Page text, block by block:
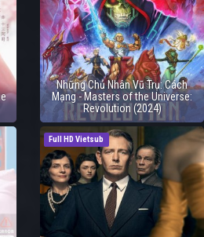
Những Chủ Nhân Vũ Trụ: Cách
Mạng - Masters of the Universe:
Revolution (2024)
Full HD Vietsub